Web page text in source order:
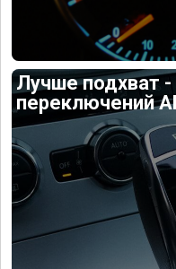
Лучше подхват
переключений